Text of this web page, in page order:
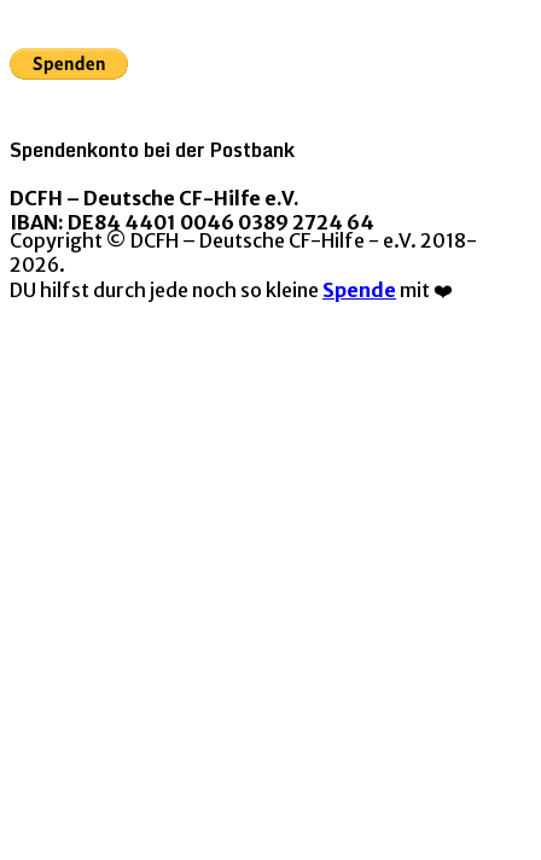
Spendenkonto bei der Postbank
DCFH – Deutsche CF-Hilfe e.V.
IBAN: DE84 4401 0046 0389 2724 64
Copyright © DCFH – Deutsche CF-Hilfe - e.V. 2018-
2026.
DU hilfst durch jede noch so kleine Spende mit ❤️